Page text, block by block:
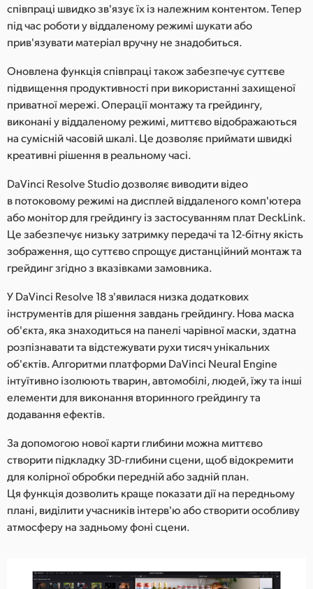
співпраці швидко зв'язує їх із належним контентом. Тепер
під час роботи у віддаленому режимі шукати або
прив'язувати матеріал вручну не знадобиться.
Оновлена функція співпраці також забезпечує суттєве
підвищення продуктивності при використанні захищеної
приватної мережі. Операції монтажу та грейдингу,
виконані у віддаленому режимі, миттєво відображаються
на сумісній часовій шкалі. Це дозволяє приймати швидкі
креативні рішення в реальному часі.
DaVinci Resolve Studio дозволяє виводити відео
в потоковому режимі на дисплей віддаленого комп'ютера
або монітор для грейдингу із застосуванням плат DeckLink.
Це забезпечує низьку затримку передачі та 12-бітну якість
зображення, що суттєво спрощує дистанційний монтаж та
грейдинг згідно з вказівками замовника.
У DaVinci Resolve 18 з'явилася низка додаткових
інструментів для рішення завдань грейдингу. Нова маска
об'єкта, яка знаходиться на панелі чарівної маски, здатна
розпізнавати та відстежувати рухи тисяч унікальних
об'єктів. Алгоритми платформи DaVinci Neural Engine
інтуїтивно ізолюють тварин, автомобілі, людей, їжу та інші
елементи для виконання вторинного грейдингу та
додавання ефектів.
За допомогою нової карти глибини можна миттєво
створити підкладку 3D-глибини сцени, щоб відокремити
для колірної обробки передній або задній план.
Ця функція дозволить краще показати дії на передньому
плані, виділити учасників інтерв'ю або створити особливу
атмосферу на задньому фоні сцени.